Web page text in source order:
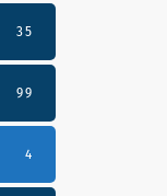
35
99
4